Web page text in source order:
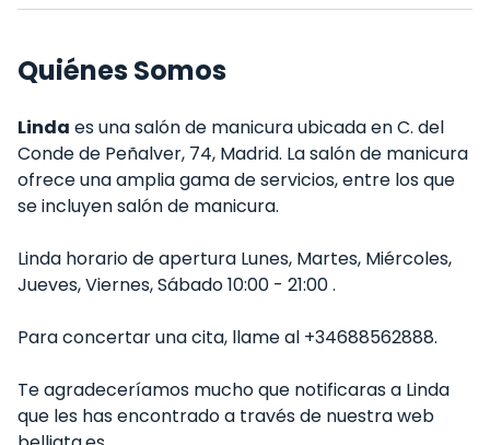
Quiénes Somos
Linda es una salón de manicura ubicada en C. del
Conde de Peñalver, 74, Madrid. La salón de manicura
ofrece una amplia gama de servicios, entre los que
se incluyen salón de manicura.
Linda horario de apertura Lunes, Martes, Miércoles,
Jueves, Viernes, Sábado 10:00 - 21:00 .
Para concertar una cita, llame al +34688562888.
Te agradeceríamos mucho que notificaras a Linda
que les has encontrado a través de nuestra web